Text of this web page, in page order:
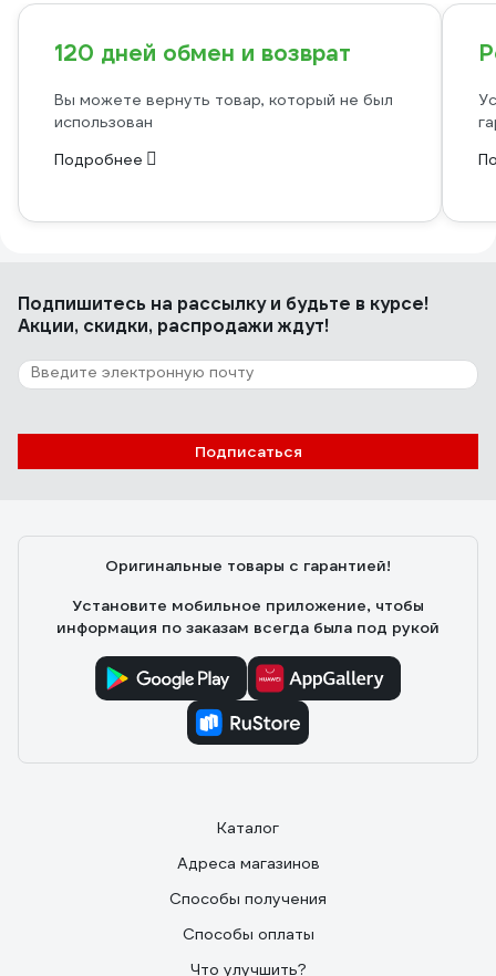
120 дней обмен и возврат
Вы можете вернуть товар, который не был
использован
Подробнее
Подпишитесь на рассылкуи будьте в курсе!
Акции, скидки, распродажи ждут!
Подписаться
Оригинальные товары с гарантией!
Установите мобильное приложение, чтобы
информация по заказам всегда была под рукой
Каталог
Адреса магазинов
Способы получения
Способы оплаты
Что улучшить?